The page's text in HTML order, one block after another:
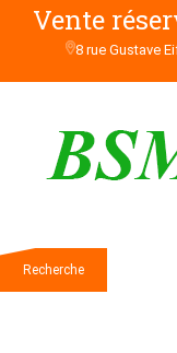
Vente
8 rue Gustave
Recherche